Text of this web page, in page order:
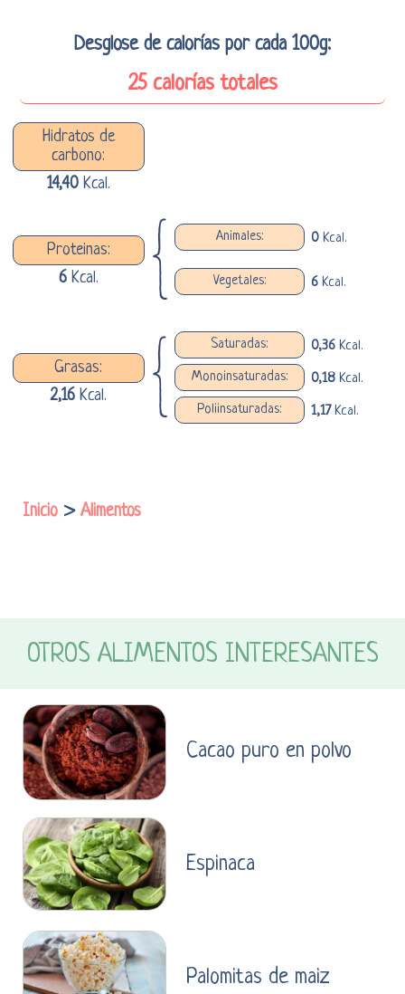
Desglose de calorías por cada 100g:
25 calorías totales
Hidratos de
carbono:
14,40Kcal.
Proteinas:
6Kcal.
Animales: 0Kcal.
Vegetales: 6Kcal.
Grasas:
2,16Kcal.
Saturadas: 0,36Kcal.
Monoinsaturadas:
0,18Kcal.
Poliinsaturadas:
1,17Kcal.
Inicio > Alimentos
OTROS ALIMENTOS INTERESANTES
Cacao puro en polvo
Espinaca
Palomitas de maiz